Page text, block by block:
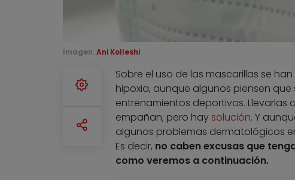
Imagen: Ani Kolleshi
Sobre el uso de las mascarillas se
hipoxia, aunque algunos piensen
entrenamientos deportivos. Llevarlas
empañan; pero hay solución. Y
algunos problemas dermatológicos
Es decir, no caben excusas que
como veremos a continuación.